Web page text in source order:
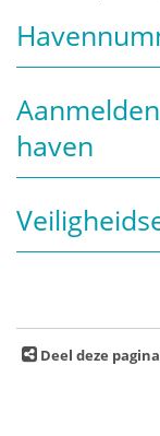
haven
Deel deze pagina